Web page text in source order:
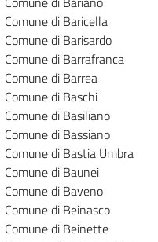
Comune di Baricella
Comune di Barisardo
Comune di Barrafranca
Comune di Barrea
Comune di Baschi
Comune di Basiliano
Comune di Bassiano
Comune di Bastia Umbra
Comune di Baunei
Comune di Baveno
Comune di Beinasco
Comune di Beinette